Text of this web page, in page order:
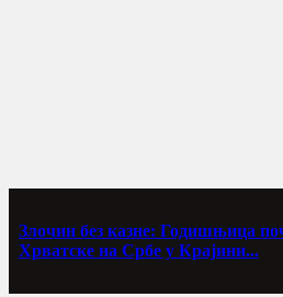
Злочин без казне: Годишњица
Хрватске на Србе у Крајини...